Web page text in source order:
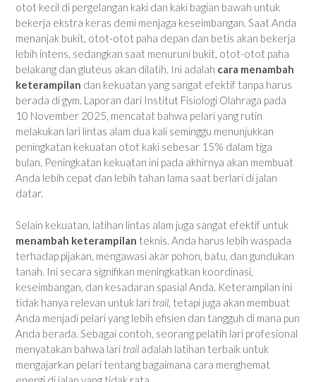
otot kecil di pergelangan kaki dan kaki bagian bawah untuk
bekerja ekstra keras demi menjaga keseimbangan. Saat Anda
menanjak bukit, otot-otot paha depan dan betis akan bekerja
lebih intens, sedangkan saat menuruni bukit, otot-otot paha
belakang dan gluteus akan dilatih. Ini adalah cara menambah
keterampilan dan kekuatan yang sangat efektif tanpa harus
berada di gym. Laporan dari Institut Fisiologi Olahraga pada
10 November 2025, mencatat bahwa pelari yang rutin
melakukan lari lintas alam dua kali seminggu menunjukkan
peningkatan kekuatan otot kaki sebesar 15% dalam tiga
bulan. Peningkatan kekuatan ini pada akhirnya akan membuat
Anda lebih cepat dan lebih tahan lama saat berlari di jalan
datar.
Selain kekuatan, latihan lintas alam juga sangat efektif untuk
menambah keterampilan teknis. Anda harus lebih waspada
terhadap pijakan, mengawasi akar pohon, batu, dan gundukan
tanah. Ini secara signifikan meningkatkan koordinasi,
keseimbangan, dan kesadaran spasial Anda. Keterampilan ini
tidak hanya relevan untuk lari trail , tetapi juga akan membuat
Anda menjadi pelari yang lebih efisien dan tangguh di mana pun
Anda berada. Sebagai contoh, seorang pelatih lari profesional
menyatakan bahwa lari trail adalah latihan terbaik untuk
mengajarkan pelari tentang bagaimana cara menghemat